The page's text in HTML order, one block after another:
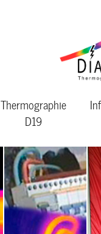
Thermographie
D19